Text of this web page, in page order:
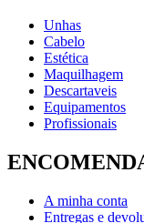
Unhas
Cabelo
Estética
Maquilhagem
Descartaveis
Equipamentos
Profissionais
A minha conta
Entregas e